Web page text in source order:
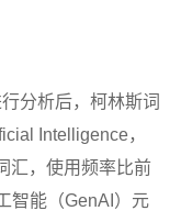
分析后，柯林斯词
Intelligence，
汇，使用频率比前
智能（GenAI）元